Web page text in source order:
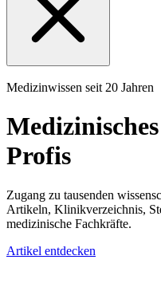
Medizinwissen seit 20 Jahren
Profis
Zugang zu tausenden
Artikeln, Klinikverzeichnis,
medizinische Fachkräfte.
Artikel entdecken